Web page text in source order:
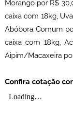
Morango por R$
caixa com 18kg,
Abóbora Comum
caixa com 18kg,
Aipim/Macaxeira
Confira cotação